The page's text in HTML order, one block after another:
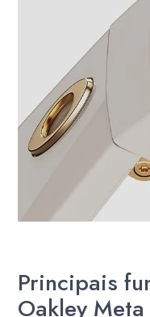
Principais
Oakley Meta